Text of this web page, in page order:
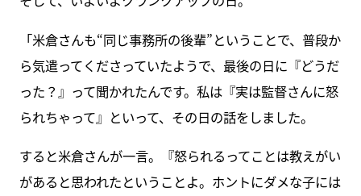
「米倉さんも“同じ事務所の後輩”ということで、普段か
ら気遣ってくださっていたようで、最後の日に『どうだ
った？』って聞かれたんです。私は『実は監督さんに怒
られちゃって』といって、その日の話をしました。
すると米倉さんが一言。『怒られるってことは教えがい
があると思われたということよ。ホントにダメな子には